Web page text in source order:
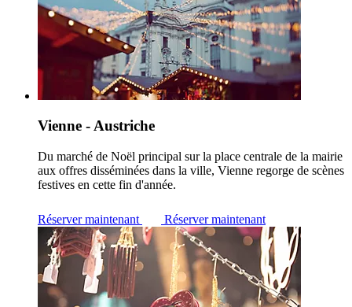
Vienne - Austriche
Du marché de Noël principal sur la place centrale de la mairie
aux offres disséminées dans la ville, Vienne regorge de scènes
festives en cette fin d'année.
Réserver maintenant Réserver maintenant